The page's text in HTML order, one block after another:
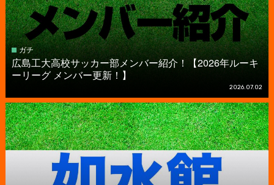
ガチ
広島工大高校サッカー部メンバー紹介！【2026年ルーキ
ーリーグ メンバー更新！】
2026.07.02